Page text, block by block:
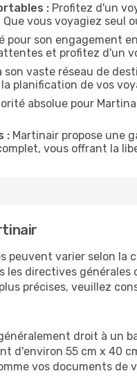
: Profitez d'un
vous voyagiez seul
pour son engagement
et profitez d'un
son vaste réseau de
planification de vos
absolue pour
: Martinair propose une
vous offrant la
peuvent varier selon
directives
précises, veuillez
droit à un
d'environ 55 cm x 40
vos documents